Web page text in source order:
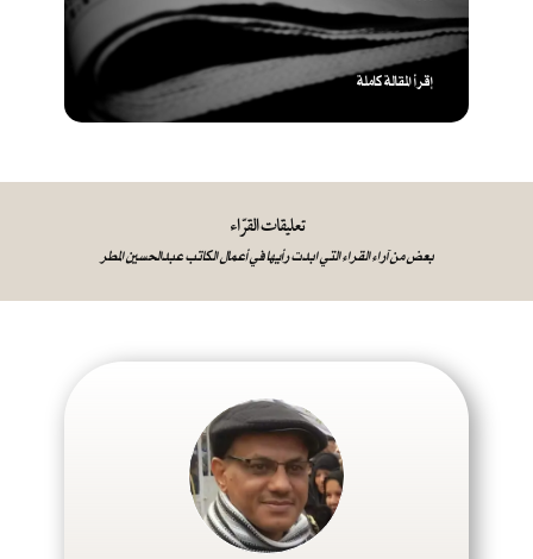
إقرأ المقالة كاملة
تعليقات القرّاء
بعض من آراء القراء التي ابدت رأيها في أعمال الكاتب عبدالحسين المطر